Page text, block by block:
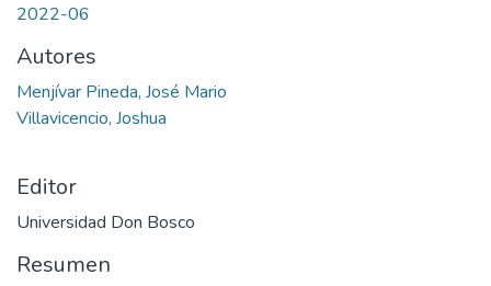
2022-06
Autores
Menjívar Pineda, José Mario
Villavicencio, Joshua
Editor
Universidad Don Bosco
Resumen